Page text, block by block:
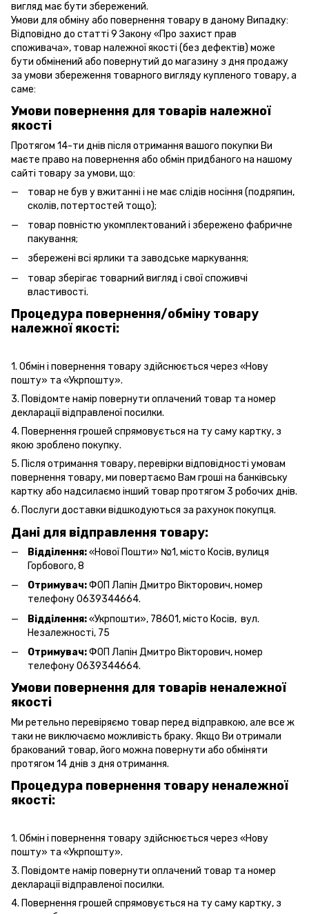
вигляд має бути збережений.
Умови для обміну або повернення товару в даному Випадку:
Відповідно до статті 9 Закону «Про захист прав
споживача», товар належної якості (без дефектів) може
бути обмінений або повернутий до магазину з дня продажу
за умови збереження товарного вигляду купленого товару, а
саме:
Умови повернення для товарів належної
якості
Протягом 14-ти днів після отримання вашого покупки Ви
маєте право на повернення або обмін придбаного на нашому
сайті товару за умови, що:
товар не був у вжитанні і не має слідів носіння (подряпин,
сколів, потертостей тощо);
товар повністю укомплектований і збережено фабричне
пакування;
збережені всі ярлики та заводське маркування;
товар зберігає товарний вигляд і свої споживчі
властивості.
Процедура повернення/обміну товару
належної якості:
1. Обмін і повернення товару здійснюється через «Нову
пошту» та «Укрпошту».
3. Повідомте намір повернути оплачений товар та номер
декларації відправленої посилки.
4. Повернення грошей спрямовується на ту саму картку, з
якою зроблено покупку.
5. Після отримання товару, перевірки відповідності умовам
повернення товару, ми повертаємо Вам гроші на банківську
картку або надсилаємо інший товар протягом 3 робочих днів.
6. Послуги доставки відшкодуються за рахунок покупця.
Дані для відправлення товару:
Відділення:«Нової Пошти» №1, місто Косів, вулиця
Горбового, 8
Отримувач:ФОП Лапін Дмитро Вікторович, номер
телефону 0639344664.
Відділення:«Укрпошти», 78601, місто Косів, вул.
Незалежності, 75
Отримувач:ФОП Лапін Дмитро Вікторович, номер
телефону 0639344664.
Умови повернення для товарів неналежної
якості
Ми ретельно перевіряємо товар перед відправкою, але все ж
таки не виключаємо можливість браку. Якщо Ви отримали
бракований товар, його можна повернути або обміняти
протягом 14 днів з дня отримання.
Процедура повернення товару неналежної
якості:
1. Обмін і повернення товару здійснюється через «Нову
пошту» та «Укрпошту».
3. Повідомте намір повернути оплачений товар та номер
декларації відправленої посилки.
4. Повернення грошей спрямовується на ту саму картку, з